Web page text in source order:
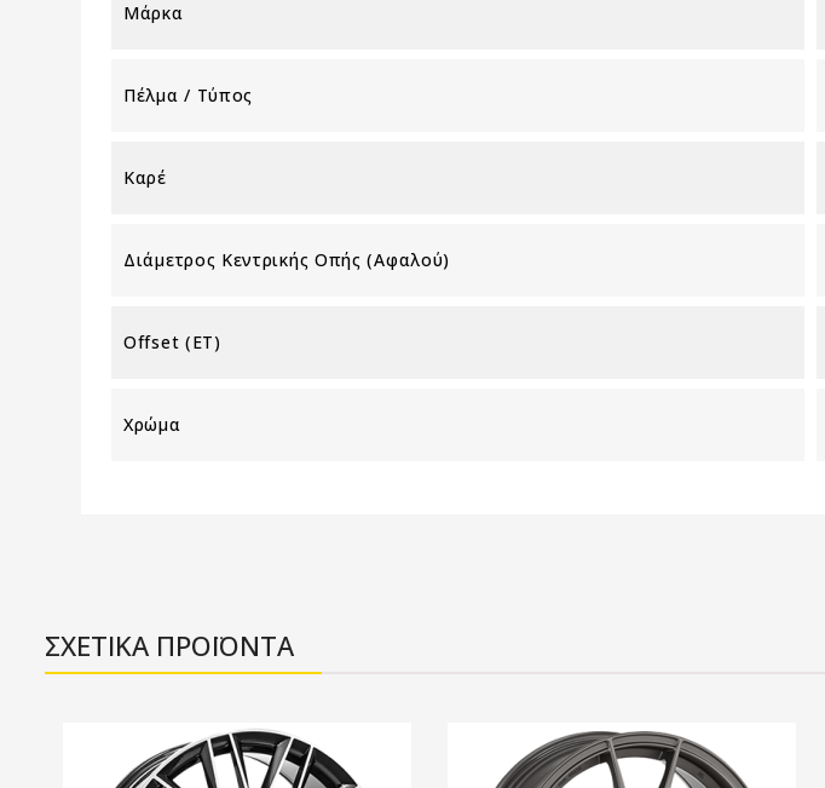
Μάρκα
Πέλμα / Τύπος
Καρέ
Διάμετρος Κεντρικής Οπής (αφαλού)
Offset (ET)
Χρώμα
ΣΧΕΤΙΚΑ ΠΡΟΪΟΝΤΑ